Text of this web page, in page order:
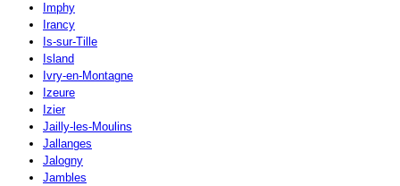
Imphy
Irancy
Is-sur-Tille
Island
Ivry-en-Montagne
Izeure
Izier
Jailly-les-Moulins
Jallanges
Jalogny
Jambles